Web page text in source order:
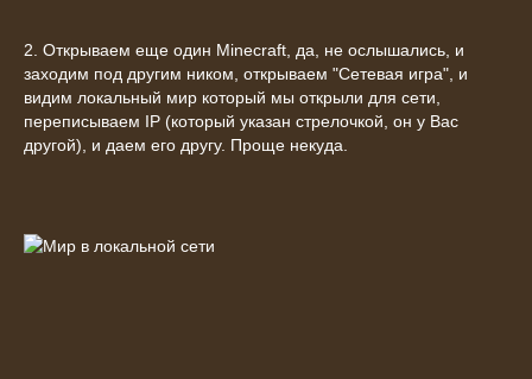
2. Открываем еще один Minecraft, да, не ослышались, и
заходим под другим ником, открываем "Сетевая игра", и
видим локальный мир который мы открыли для сети,
переписываем IP (который указан стрелочкой, он у Вас
другой), и даем его другу. Проще некуда.